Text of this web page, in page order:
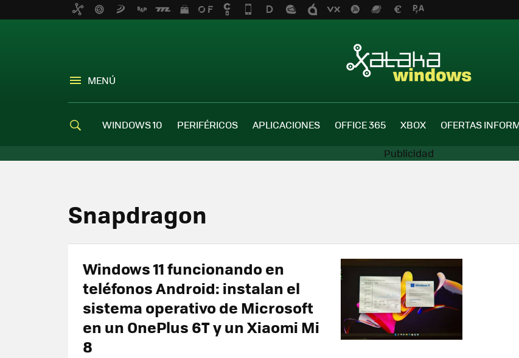
MENÚ
WINDOWS 10 PERIFÉRICOS APLICACIONES OFFICE 365 XBOX OFERTAS
Snapdragon
Windows 11 funcionando en
teléfonos Android: instalan el
sistema operativo de Microsoft
en un OnePlus 6T y un Xiaomi Mi
8